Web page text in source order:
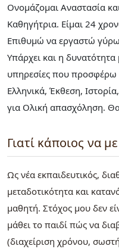
Ονομάζομαι Αναστασία
Καθηγήτρια. Είμαι 24
Επιθυμώ να εργαστώ
Υπάρχει και η
υπηρεσίες που προσφέρω
Ελληνικά, Έκθεση,
για Ολική απασχόληση.
Γιατί κάποιος να
Ως νέα εκπαιδευτικός,
μεταδοτικότητα και
μαθητή. Στόχος μου δεν
μάθει το παιδί πώς να
(διαχείριση χρόνου,